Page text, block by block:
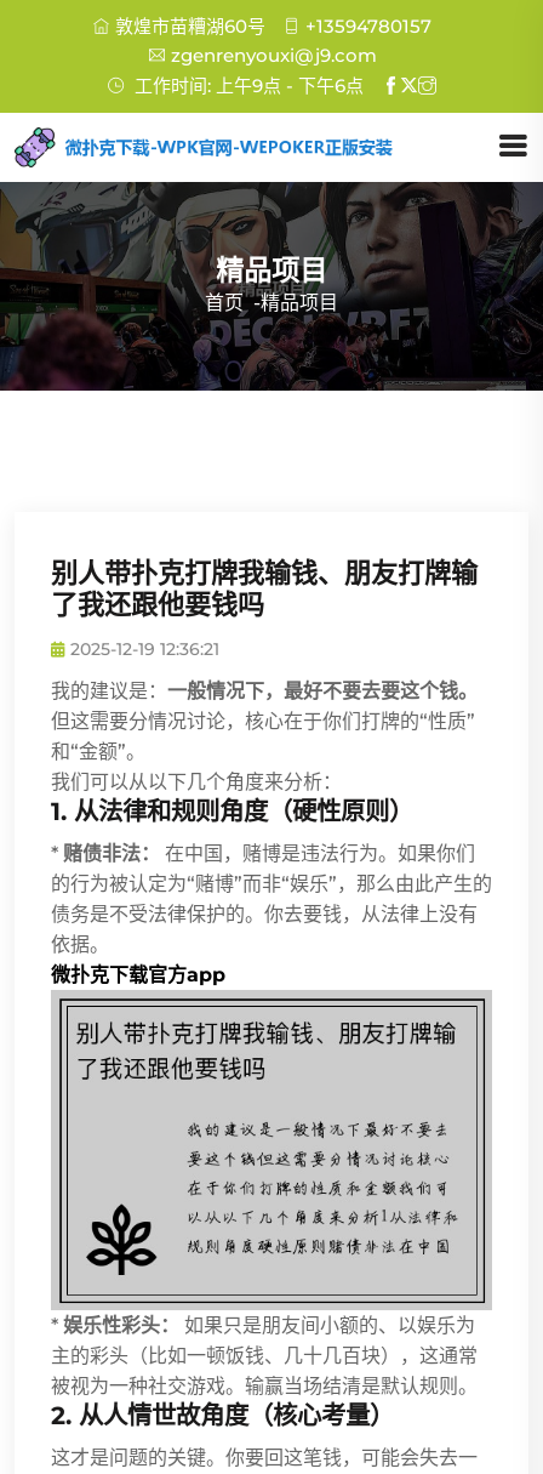
敦煌市苗糟湖60号
+13594780157
zgenrenyouxi@j9.com
工作时间: 上午9点 - 下午6点
精品项目
首页 -精品项目
别人带扑克打牌我输钱、朋友打牌输
了我还跟他要钱吗
2025-12-19 12:36:21
我的建议是： 一般情况下，最好不要去要这个钱。
但这需要分情况讨论，核心在于你们打牌的“性质”
和“金额”。
我们可以从以下几个角度来分析：
1. 从法律和规则角度（硬性原则）
* 赌债非法：
在中国，赌博是违法行为。如果你们
的行为被认定为“赌博”而非“娱乐”，那么由此产生的
债务是不受法律保护的。你去要钱，从法律上没有
依据。
微扑克下载官方app
* 娱乐性彩头：
如果只是朋友间小额的、以娱乐为
主的彩头（比如一顿饭钱、几十几百块），这通常
被视为一种社交游戏。输赢当场结清是默认规则。
2. 从人情世故角度（核心考量）
这才是问题的关键。你要回这笔钱，可能会失去一